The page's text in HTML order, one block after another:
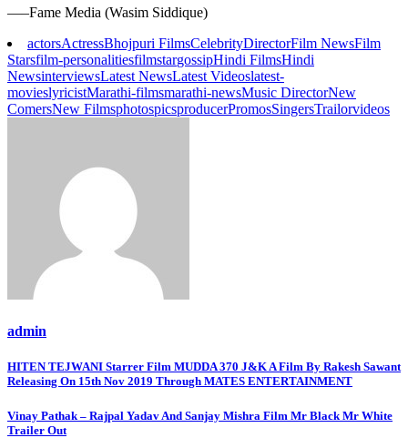
—–Fame Media (Wasim Siddique)
actorsActressBhojpuri FilmsCelebrityDirectorFilm NewsFilm
Starsfilm-personalitiesfilmstargossipHindi FilmsHindi
NewsinterviewsLatest NewsLatest Videoslatest-
movieslyricistMarathi-filmsmarathi-newsMusic DirectorNew
ComersNew FilmsphotospicsproducerPromosSingersTrailorvideos
admin
Post
navigation
HITEN TEJWANI Starrer Film MUDDA 370 J&K A Film By Rakesh Sawant
Releasing On 15th Nov 2019 Through MATES ENTERTAINMENT
Vinay Pathak – Rajpal Yadav And Sanjay Mishra Film Mr Black Mr White
Trailer Out